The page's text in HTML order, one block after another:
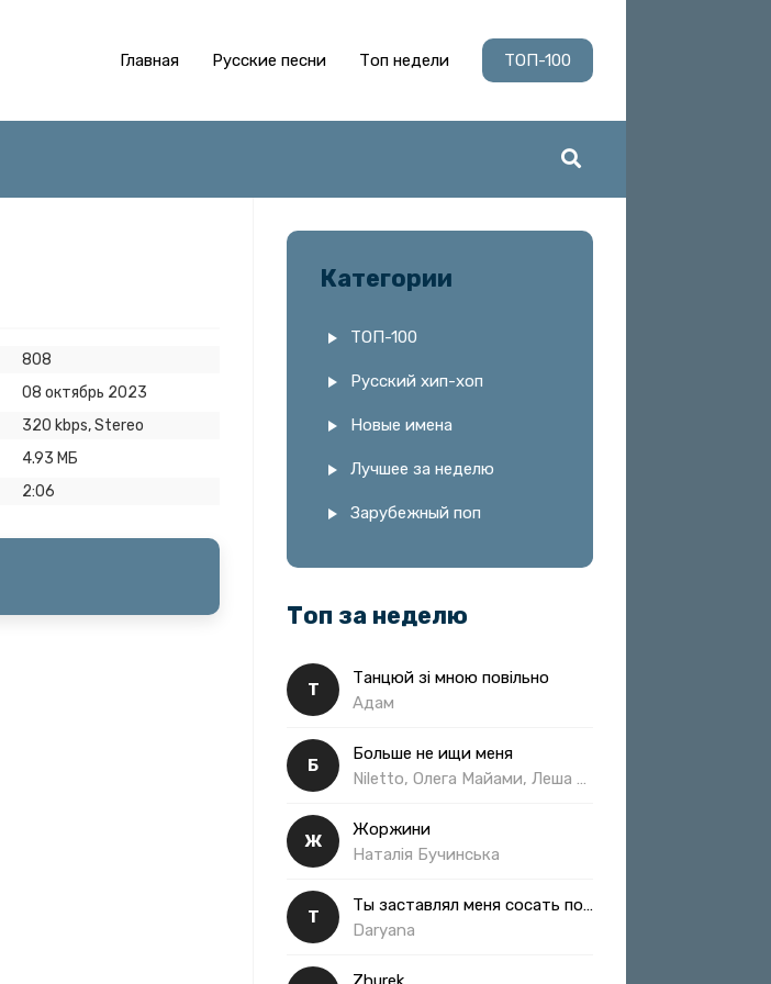
Главная Русские песни Топ недели ТОП-100
808
08 октябрь 2023
320 kbps, Stereo
4.93 МБ
2:06
Категории
ТОП-100
Русский хип-хоп
Новые имена
Лучшее за неделю
Зарубежный поп
Топ за неделю
Т
Танцюй зі мною повільно
Адам
Б
Больше не ищи меня
Ж
Жоржини
Наталія Бучинська
Т
Ты заставлял меня сосать полная
Daryana